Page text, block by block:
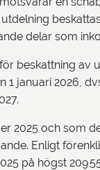
delar som
beskattning av
1 januari 2026,
2025 och som
Enligt
på högst 209